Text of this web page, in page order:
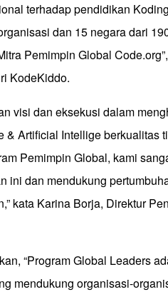
terhadap pendidikan
dan 15 negara dari
Pemimpin Global
KodeKiddo.
visi dan eksekusi dalam
& Artificial Intellige berkualitas
Pemimpin Global, kami
ini dan mendukung
kata Karina Borja, Direktur
“Program Global Leaders
mendukung organisasi-